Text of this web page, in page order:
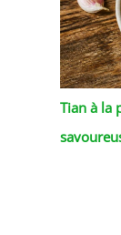
Tian à la